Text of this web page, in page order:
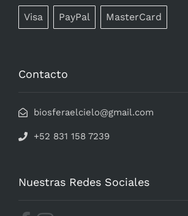
Visa PayPal MasterCard
Contacto
biosferaelcielo@gmail.com
+52 831 158 7239
Nuestras Redes Sociales